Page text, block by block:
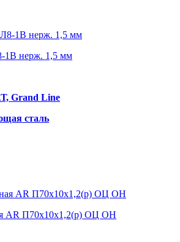
1В нерж. 1,5 мм
Grand Line
сталь
AR П70х10х1,2(р) ОЦ ОН